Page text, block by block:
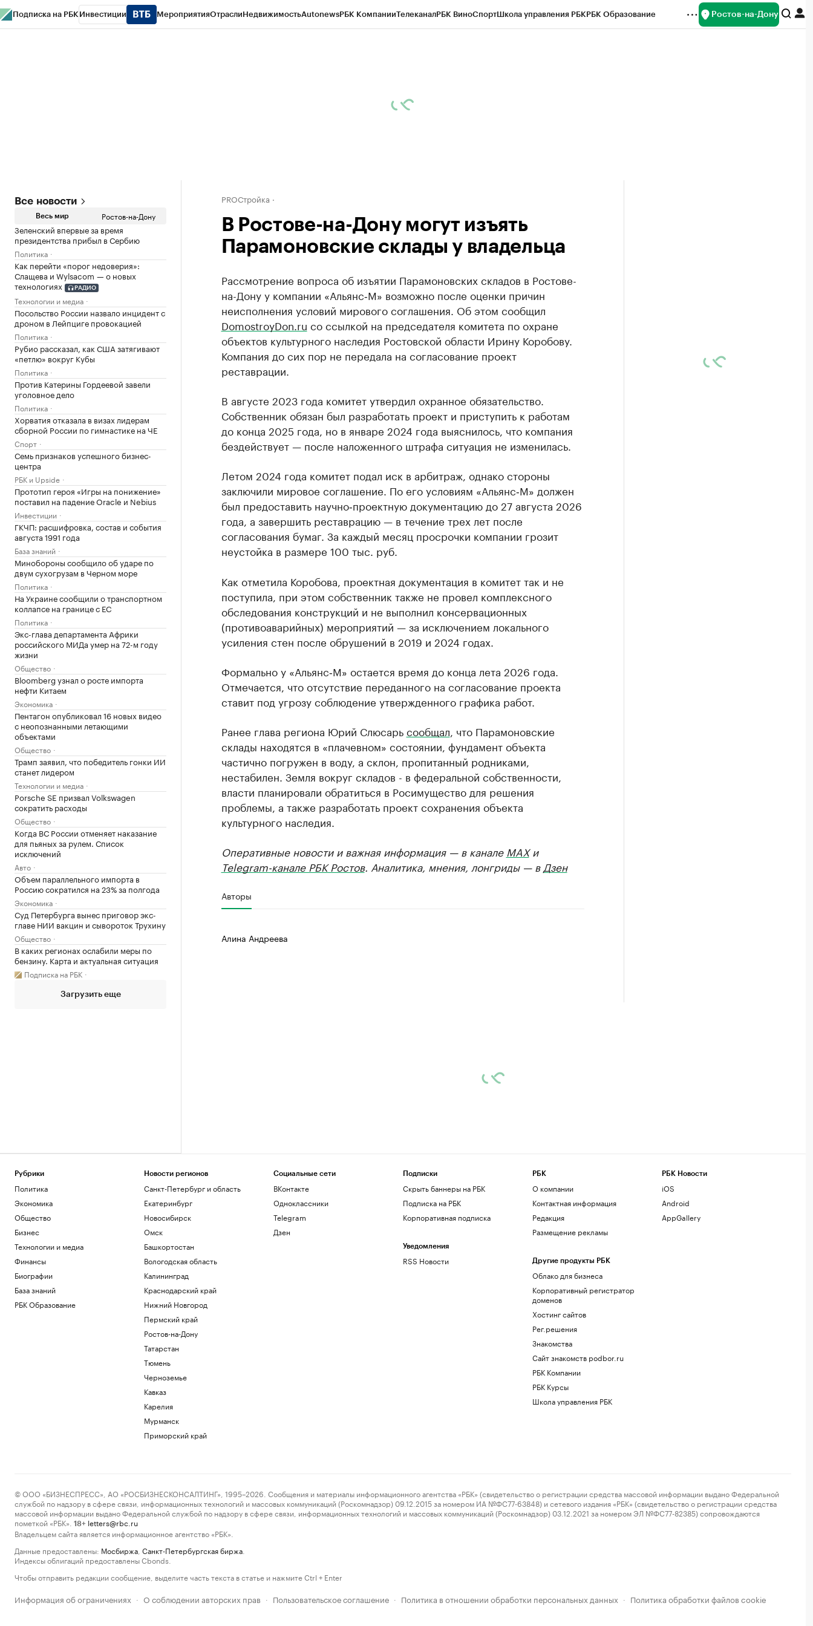
Подписка на РБК Инвестиции МероприятияОтраслиНедвижимостьAutonewsРБК КомпанииТелеканалРБК ВиноСпортШкола управления РБКРБК Образование Ростов-на-Дону
Все новости
Весь мир Ростов-на-Дону
Зеленский впервые за время
президентства прибыл в Сербию
Политика
Как перейти «порог недоверия»:
Слащева и Wylsacom — о новых
технологиях
РАДИО
Технологии и медиа
Посольство России назвало инцидент с
дроном в Лейпциге провокацией
Политика
Рубио рассказал, как США затягивают
«петлю» вокруг Кубы
Политика
Против Катерины Гордеевой завели
уголовное дело
Политика
Хорватия отказала в визах лидерам
сборной России по гимнастике на ЧЕ
Спорт
Семь признаков успешного бизнес-
центра
РБК и Upside
Прототип героя «Игры на понижение»
поставил на падение Oracle и Nebius
Инвестиции
ГКЧП: расшифровка, состав и события
августа 1991 года
База знаний
Минобороны сообщило об ударе по
двум сухогрузам в Черном море
Политика
На Украине сообщили о транспортном
коллапсе на границе с ЕС
Политика
Экс-глава департамента Африки
российского МИДа умер на 72-м году
жизни
Общество
Bloomberg узнал о росте импорта
нефти Китаем
Экономика
Пентагон опубликовал 16 новых видео
с неопознанными летающими
объектами
Общество
Трамп заявил, что победитель гонки ИИ
станет лидером
Технологии и медиа
Porsche SE призвал Volkswagen
сократить расходы
Общество
Когда ВС России отменяет наказание
для пьяных за рулем. Список
исключений
Авто
Объем параллельного импорта в
Россию сократился на 23% за полгода
Экономика
Суд Петербурга вынес приговор экс-
главе НИИ вакцин и сывороток Трухину
Общество
В каких регионах ослабили меры по
бензину. Карта и актуальная ситуация
Подписка на РБК
Загрузить еще
PROСтройка
В Ростове-на-Дону могут изъять
Парамоновские склады у владельца
Рассмотрение вопроса об изъятии Парамоновских складов в Ростове-
на-Дону у компании «Альянс‑М» возможно после оценки причин
неисполнения условий мирового соглашения. Об этом сообщил
DomostroyDon.ru со ссылкой на председателя комитета по охране
объектов культурного наследия Ростовской области Ирину Коробову.
Компания до сих пор не передала на согласование проект
реставрации.
В августе 2023 года комитет утвердил охранное обязательство.
Собственник обязан был разработать проект и приступить к работам
до конца 2025 года, но в январе 2024 года выяснилось, что компания
бездействует — после наложенного штрафа ситуация не изменилась.
Летом 2024 года комитет подал иск в арбитраж, однако стороны
заключили мировое соглашение. По его условиям «Альянс‑М» должен
был предоставить научно‑проектную документацию до 27 августа 2026
года, а завершить реставрацию — в течение трех лет после
согласования бумаг. За каждый месяц просрочки компании грозит
неустойка в размере 100 тыс. руб.
Как отметила Коробова, проектная документация в комитет так и не
поступила, при этом собственник также не провел комплексного
обследования конструкций и не выполнил консервационных
(противоаварийных) мероприятий — за исключением локального
усиления стен после обрушений в 2019 и 2024 годах.
Формально у «Альянс‑М» остается время до конца лета 2026 года.
Отмечается, что отсутствие переданного на согласование проекта
ставит под угрозу соблюдение утвержденного графика работ.
Ранее глава региона Юрий Слюсарьсообщал , что Парамоновские
склады находятся в «плачевном» состоянии, фундамент объекта
частично погружен в воду, а склон, пропитанный родниками,
нестабилен. Земля вокруг складов - в федеральной собственности,
власти планировали обратиться в Росимущество для решения
проблемы, а также разработать проект сохранения объекта
культурного наследия.
Оперативные новости и важная информация — в канале MAXи
Telegram-канале РБК Ростов. Аналитика, мнения, лонгриды — в Дзен
Авторы
Алина Андреева
Рубрики
Политика
Экономика
Общество
Бизнес
Технологии и медиа
Финансы
Биографии
База знаний
РБК Образование
Новости регионов
Санкт-Петербург и область
Екатеринбург
Новосибирск
Омск
Башкортостан
Вологодская область
Калининград
Краснодарский край
Нижний Новгород
Пермский край
Ростов-на-Дону
Татарстан
Тюмень
Черноземье
Кавказ
Карелия
Мурманск
Приморский край
Социальные сети
ВКонтакте
Одноклассники
Telegram
Дзен
Подписки
Скрыть баннеры на РБК
Подписка на РБК
Корпоративная подписка
Уведомления
RSS Новости
РБК
О компании
Контактная информация
Редакция
Размещение рекламы
Другие продукты РБК
Облако для бизнеса
Корпоративный регистратор
доменов
Хостинг сайтов
Рег.решения
Знакомства
Сайт знакомств podbor.ru
РБК Компании
РБК Курсы
Школа управления РБК
РБК Новости
iOS
Android
AppGallery
© ООО «БИЗНЕСПРЕСС», АО «РОСБИЗНЕСКОНСАЛТИНГ», 1995–2026. Сообщения и материалы информационного агентства «РБК» (свидетельство о регистрации средства массовой информации выдано Федеральной
службой по надзору в сфере связи, информационных технологий и массовых коммуникаций (Роскомнадзор) 09.12.2015 за номером ИА №ФС77-63848) и сетевого издания «РБК» (свидетельство о регистрации средства
массовой информации выдано Федеральной службой по надзору в сфере связи, информационных технологий и массовых коммуникаций (Роскомнадзор) 03.12.2021 за номером ЭЛ №ФС77-82385) сопровождаются
пометкой «РБК».
18+ letters@rbc.ru
Владельцем сайта является информационное агентство «РБК».
Данные предоставлены: Мосбиржа Санкт-Петербургская биржа
Индексы облигаций предоставлены Cbonds.
Чтобы отправить редакции сообщение, выделите часть текста в статье и нажмите Ctrl + Enter
Информация об ограничениях · О соблюдении авторских прав · Пользовательское соглашение · Политика в отношении обработки персональных данных · Политика обработки файлов cookie